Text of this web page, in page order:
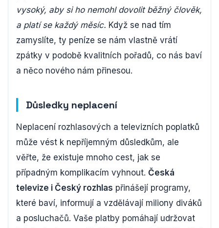
vysoký, aby si ho nemohl dovolit běžný člověk,
a platí se každý měsíc. Když se nad tím
zamyslíte, ty peníze se nám vlastně vrátí
zpátky v podobě kvalitních pořadů, co nás baví
a něco nového nám přinesou.
Důsledky neplacení
Neplacení rozhlasových a televizních poplatků
může vést k nepříjemným důsledkům, ale
věřte, že existuje mnoho cest, jak se
případným komplikacím vyhnout. Česká
televize i Český rozhlas přinášejí programy,
které baví, informují a vzdělávají miliony diváků
a posluchačů. Vaše platby pomáhají udržovat